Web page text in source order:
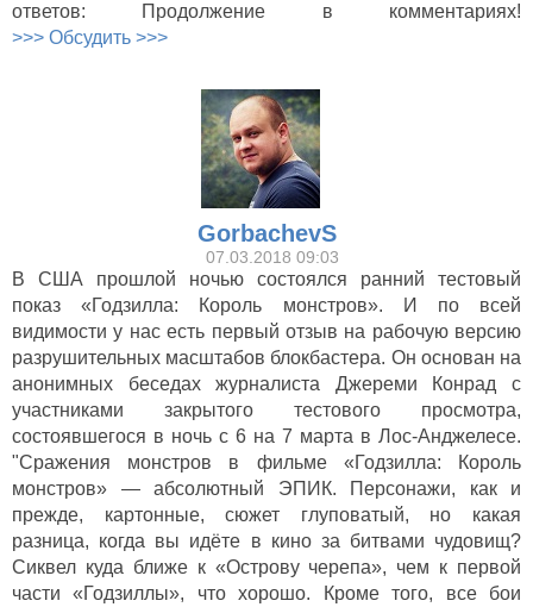
ответов: Продолжение в комментариях!
>>> Обсудить >>>
GorbachevS
07.03.2018 09:03
В США прошлой ночью состоялся ранний тестовый
показ «Годзилла: Король монстров». И по всей
видимости у нас есть первый отзыв на рабочую версию
разрушительных масштабов блокбастера. Он основан на
анонимных беседах журналиста Джереми Конрад с
участниками закрытого тестового просмотра,
состоявшегося в ночь с 6 на 7 марта в Лос-Анджелесе.
"Сражения монстров в фильме «Годзилла: Король
монстров» — абсолютный ЭПИК. Персонажи, как и
прежде, картонные, сюжет глуповатый, но какая
разница, когда вы идёте в кино за битвами чудовищ?
Сиквел куда ближе к «Острову черепа», чем к первой
части «Годзиллы», что хорошо. Кроме того, все бои